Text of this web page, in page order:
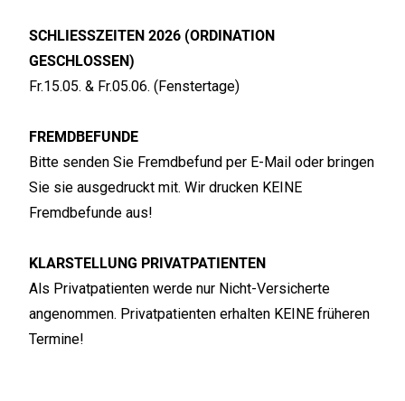
SCHLIESSZEITEN 2026 (ORDINATION
GESCHLOSSEN)
Fr.15.05. & Fr.05.06. (Fenstertage)
FREMDBEFUNDE
Bitte senden Sie Fremdbefund per E-Mail oder bringen
Sie sie ausgedruckt mit. Wir drucken KEINE
Fremdbefunde aus!
KLARSTELLUNG PRIVATPATIENTEN
Als Privatpatienten werde nur Nicht-Versicherte
angenommen. Privatpatienten erhalten KEINE früheren
Termine!